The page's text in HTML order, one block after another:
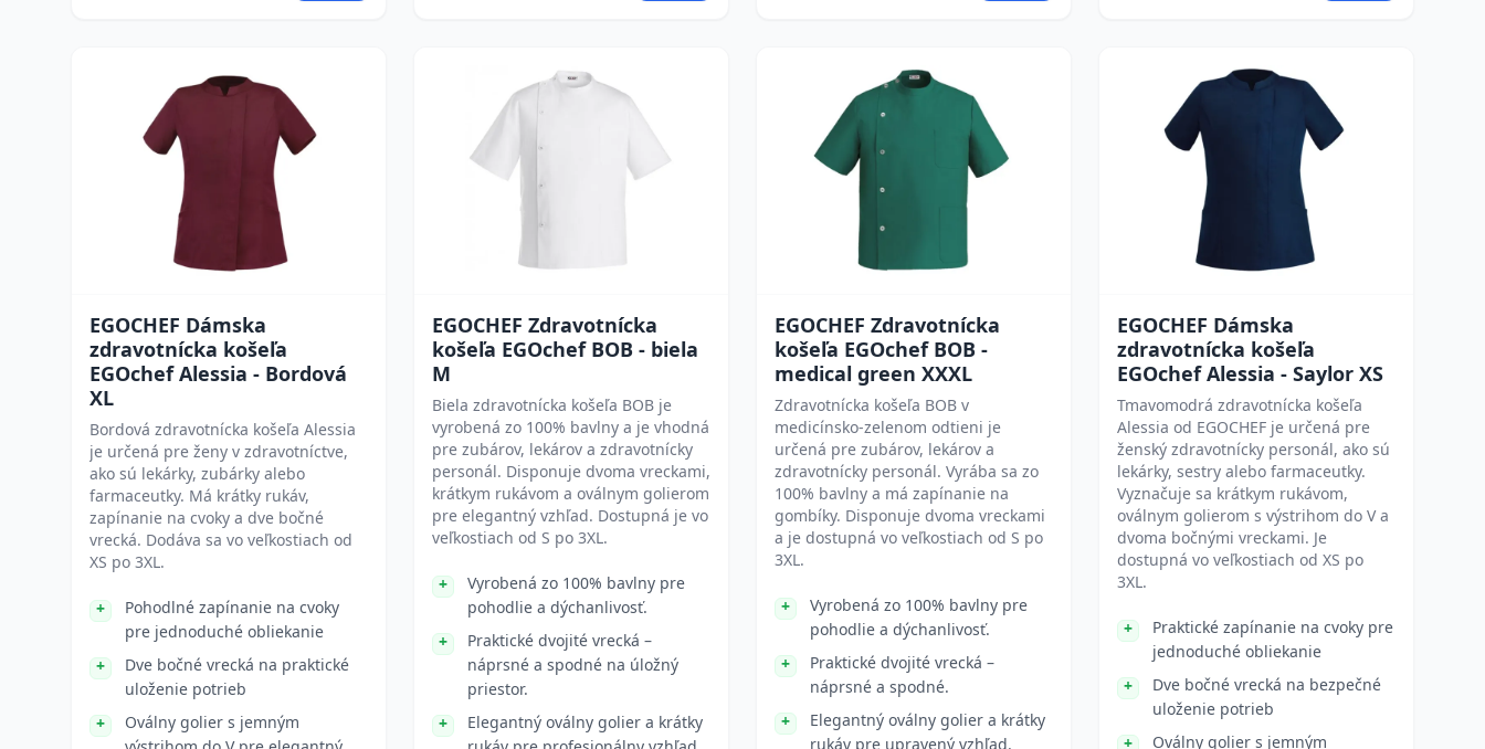
EGOCHEF Dámska
zdravotnícka košeľa
EGOchef Alessia - Bordová
XL
Bordová zdravotnícka košeľa Alessia
je určená pre ženy v zdravotníctve,
ako sú lekárky, zubárky alebo
farmaceutky. Má krátky rukáv,
zapínanie na cvoky a dve bočné
vrecká. Dodáva sa vo veľkostiach od
XS po 3XL.
Pohodlné zapínanie na cvoky
pre jednoduché obliekanie
Dve bočné vrecká na praktické
uloženie potrieb
Oválny golier s jemným
EGOCHEF Zdravotnícka
košeľa EGOchef BOB - biela
M
Biela zdravotnícka košeľa BOB je
vyrobená zo 100% bavlny a je vhodná
pre zubárov, lekárov a zdravotnícky
personál. Disponuje dvoma vreckami,
krátkym rukávom a oválnym golierom
pre elegantný vzhľad. Dostupná je vo
veľkostiach od S po 3XL.
Vyrobená zo 100% bavlny pre
pohodlie a dýchanlivosť.
Praktické dvojité vrecká –
náprsné a spodné na úložný
priestor.
Elegantný oválny golier a krátky
EGOCHEF Zdravotnícka
košeľa EGOchef BOB -
medical green XXXL
Zdravotnícka košeľa BOB v
medicínsko-zelenom odtieni je
určená pre zubárov, lekárov a
zdravotnícky personál. Vyrába sa zo
100% bavlny a má zapínanie na
gombíky. Disponuje dvoma vreckami
a je dostupná vo veľkostiach od S po
3XL.
Vyrobená zo 100% bavlny pre
pohodlie a dýchanlivosť.
Praktické dvojité vrecká –
náprsné a spodné.
Elegantný oválny golier a krátky
rukáv pre upravený vzhľad.
EGOCHEF Dámska
zdravotnícka košeľa
EGOchef Alessia - Saylor XS
Tmavomodrá zdravotnícka košeľa
Alessia od EGOCHEF je určená pre
ženský zdravotnícky personál, ako sú
lekárky, sestry alebo farmaceutky.
Vyznačuje sa krátkym rukávom,
oválnym golierom s výstrihom do V a
dvoma bočnými vreckami. Je
dostupná vo veľkostiach od XS po
3XL.
Praktické zapínanie na cvoky pre
jednoduché obliekanie
Dve bočné vrecká na bezpečné
uloženie potrieb
Oválny golier s jemným